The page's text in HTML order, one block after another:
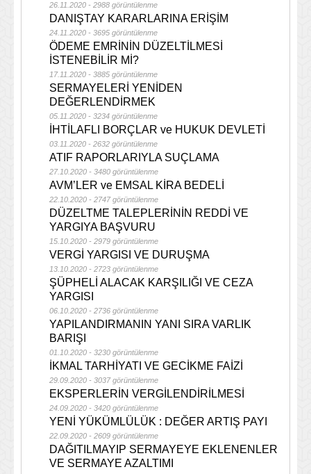
26.11.2020 - 2988 görüntülenme
DANIŞTAY KARARLARINA ERİŞİM
24.11.2020 - 3695 görüntülenme
ÖDEME EMRİNİN DÜZELTİLMESİ
İSTENEBİLİR Mİ?
17.11.2020 - 3885 görüntülenme
SERMAYELERİ YENİDEN
DEĞERLENDİRMEK
05.11.2020 - 3234 görüntülenme
İHTİLAFLI BORÇLAR ve HUKUK DEVLETİ
03.11.2020 - 2632 görüntülenme
ATIF RAPORLARIYLA SUÇLAMA
27.10.2020 - 3480 görüntülenme
AVM’LER ve EMSAL KİRA BEDELİ
22.10.2020 - 2747 görüntülenme
DÜZELTME TALEPLERİNİN REDDİ VE
YARGIYA BAŞVURU
15.10.2020 - 2979 görüntülenme
VERGİ YARGISI VE DURUŞMA
13.10.2020 - 2723 görüntülenme
ŞÜPHELİ ALACAK KARŞILIĞI VE CEZA
YARGISI
06.10.2020 - 2736 görüntülenme
YAPILANDIRMANIN YANI SIRA VARLIK
BARIŞI
01.10.2020 - 3230 görüntülenme
İKMAL TARHİYATI VE GECİKME FAİZİ
29.09.2020 - 3037 görüntülenme
EKSPERLERİN VERGİLENDİRİLMESİ
24.09.2020 - 3420 görüntülenme
YENİ YÜKÜMLÜLÜK : DEĞER ARTIŞ PAYI
22.09.2020 - 2609 görüntülenme
DAĞITILMAYIP SERMAYEYE EKLENENLER
VE SERMAYE AZALTIMI